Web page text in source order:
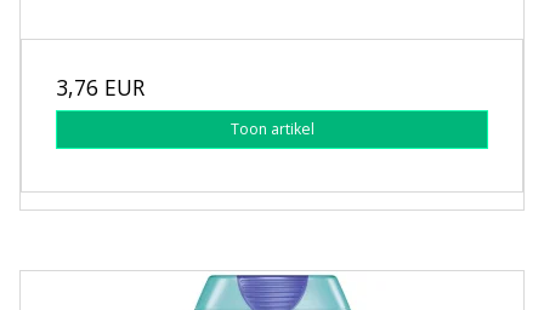
3,76 EUR
Toon artikel